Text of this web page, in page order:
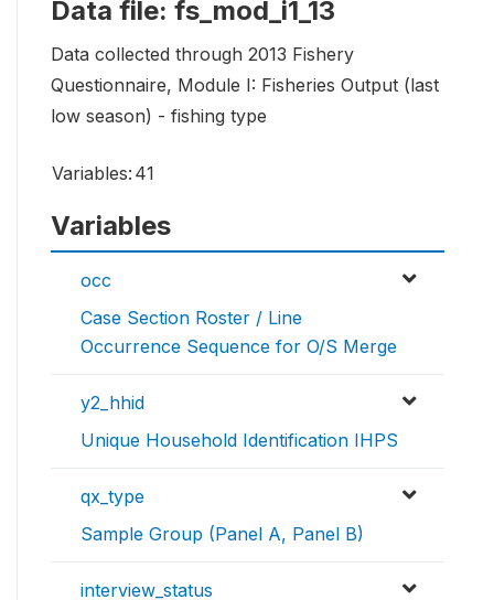
Data file: fs_mod_i1_13
Data collected through 2013 Fishery
Questionnaire, Module I: Fisheries Output (last
low season) - fishing type
Variables: 41
Variables
occ
Case Section Roster / Line
Occurrence Sequence for O/S Merge
y2_hhid
Unique Household Identification IHPS
qx_type
Sample Group (Panel A, Panel B)
interview_status